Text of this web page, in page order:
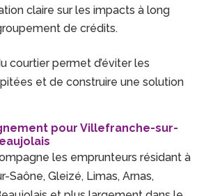
claire sur les impacts à long
de crédits.
courtier permet d’éviter les
et de construire une solution
pour Villefranche-sur-
les emprunteurs résidant à
Saône, Gleizé, Limas, Arnas,